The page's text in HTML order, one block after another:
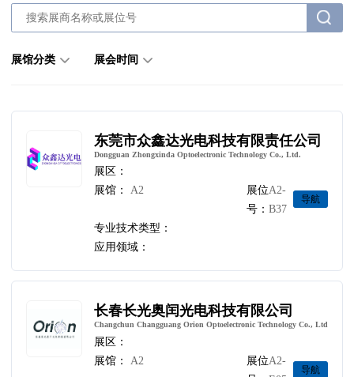
展馆分类 展会时间
东莞市众鑫达光电科技有限责任公司
Dongguan Zhongxinda Optoelectronic Technology Co., Ltd.
展区：
展馆：
A2
展位
号：
A2-
B37
导航
专业技术类型：
应用领域：
长春长光奥闰光电科技有限公司
Changchun Changguang Orion Optoelectronic Technology Co., Ltd
展区：
展馆：
A2
展位A2-
导航